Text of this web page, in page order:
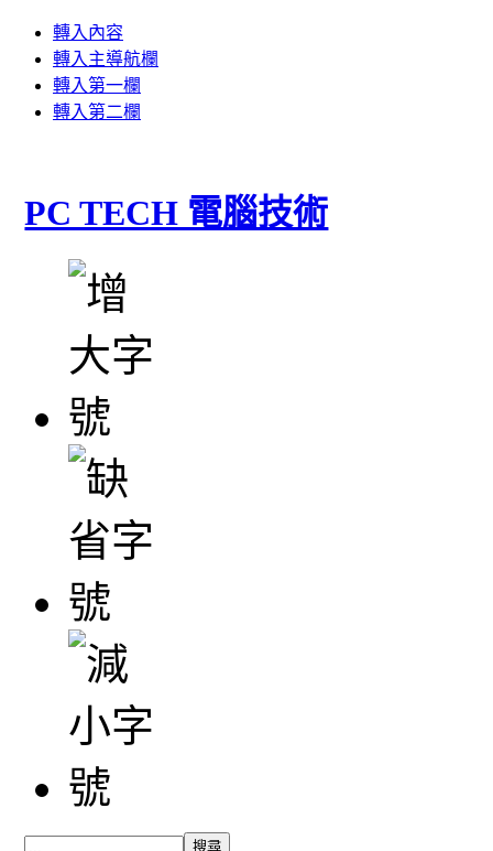
轉入內容
轉入主導航欄
轉入第一欄
轉入第二欄
PC TECH 電腦技術